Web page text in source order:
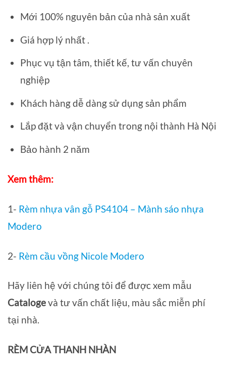
Mới 100% nguyên bản của nhà sản xuất
Giá hợp lý nhất .
Phục vụ tận tâm, thiết kế, tư vấn chuyên
nghiệp
Khách hàng dễ dàng sử dụng sản phẩm
Lắp đặt và vận chuyển trong nội thành Hà Nội
Bảo hành 2 năm
Xem thêm:
1- Rèm nhựa vân gỗ PS4104 – Mành sáo nhựa
Modero
2- Rèm cầu vồng Nicole Modero
Hãy liên hệ với chúng tôi để được xem mẫu
Catalogevà tư vấn chất liệu, màu sắc miễn phí
tại nhà.
RÈM CỬA THANH NHÀN